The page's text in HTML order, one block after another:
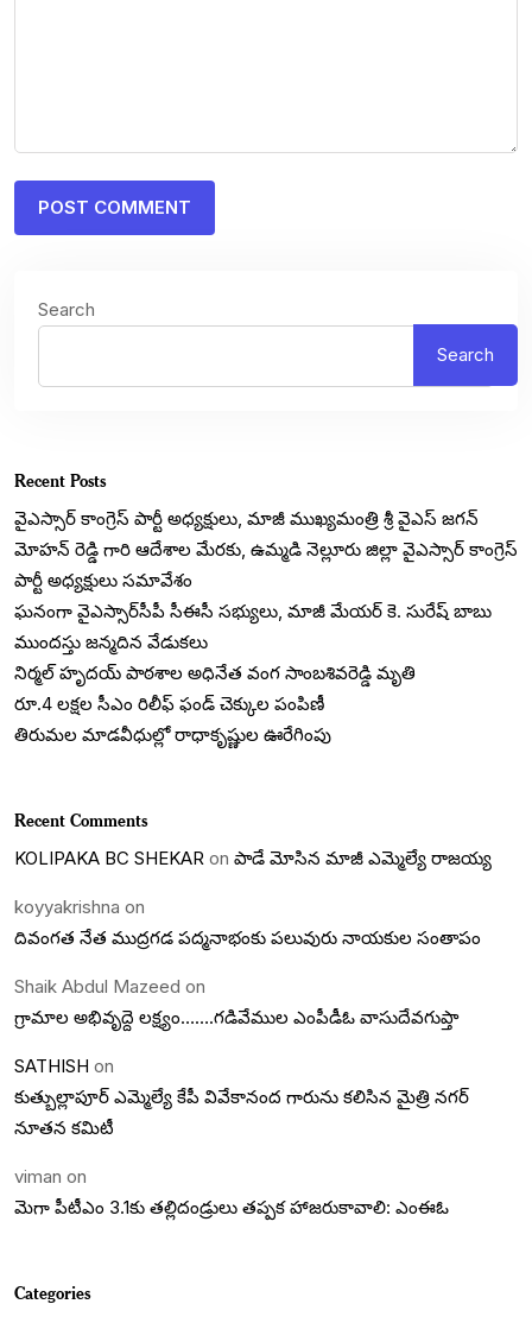
Search
Search
Recent Posts
వైఎస్సార్ కాంగ్రెస్ పార్టీ అధ్యక్షులు, మాజీ ముఖ్యమంత్రి శ్రీ వైఎస్ జగన్
మోహన్ రెడ్డి గారి ఆదేశాల మేరకు, ఉమ్మడి నెల్లూరు జిల్లా వైఎస్సార్ కాంగ్రెస్
పార్టీ అధ్యక్షులు సమావేశం
ఘనంగా వైఎస్సార్‌సీపీ సీఈసీ సభ్యులు, మాజీ మేయర్ కె. సురేష్ బాబు
ముందస్తు జన్మదిన వేడుకలు
నిర్మల్ హృదయ్ పాఠశాల అధినేత వంగ సాంబశివరెడ్డి మృతి
రూ.4 లక్షల సీఎం రిలీఫ్ ఫండ్ చెక్కుల పంపిణీ
తిరుమల మాడవీధుల్లో రాధాకృష్ణుల ఊరేగింపు
Recent Comments
KOLIPAKA BC SHEKAR on పాడే మోసిన మాజీ ఎమ్మెల్యే రాజయ్య
koyyakrishna on
దివంగత నేత ముద్రగడ పద్మనాభంకు పలువురు నాయకుల సంతాపం
Shaik Abdul Mazeed on
గ్రామాల అభివృద్దె లక్ష్యం…….గడివేముల ఎంపీడీఓ వాసుదేవగుప్తా
SATHISH on
కుత్బుల్లాపూర్ ఎమ్మెల్యే కేపీ వివేకానంద గారును కలిసిన మైత్రి నగర్
నూతన కమిటీ
viman on
మెగా పీటీఎం 3.1కు తల్లిదండ్రులు తప్పక హాజరుకావాలి: ఎంఈఓ
Categories